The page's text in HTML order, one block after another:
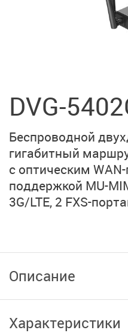
DVG-
Беспроводной
гигабитный
с оптическим
поддержкой MU-
3G/LTE, 2 FXS-
Описание
Характеристики